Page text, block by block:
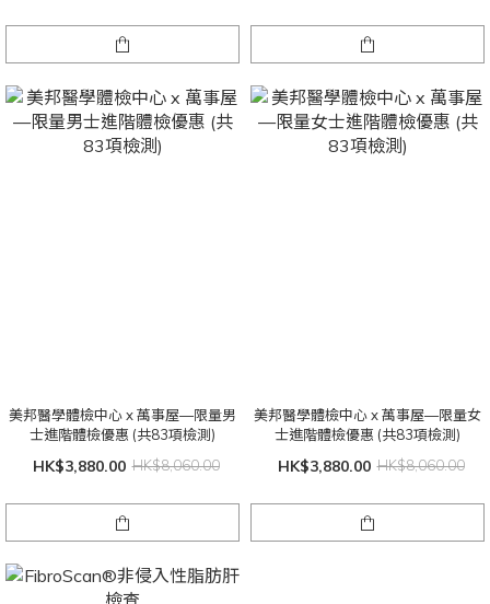
美邦醫學體檢中心 x 萬事屋—限量男
士進階體檢優惠 (共83項檢測)
HK$3,880.00 HK$8,060.00
美邦醫學體檢中心 x 萬事屋—限量女
士進階體檢優惠 (共83項檢測)
HK$3,880.00 HK$8,060.00